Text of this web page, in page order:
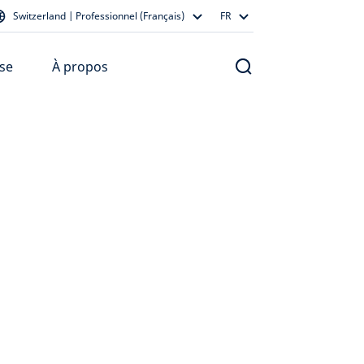
Switzerland | Professionnel (Français) FR
À propos